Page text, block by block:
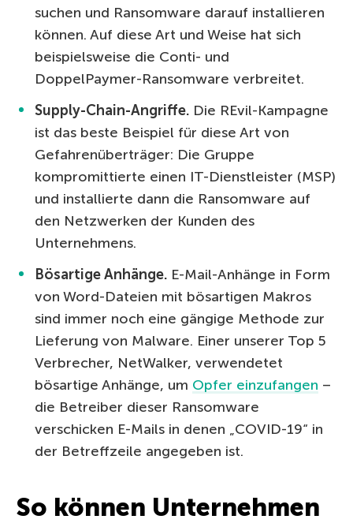
suchen und Ransomware darauf installieren
können. Auf diese Art und Weise hat sich
beispielsweise die Conti- und
DoppelPaymer-Ransomware verbreitet.
Supply-Chain-Angriffe. Die REvil-Kampagne
ist das beste Beispiel für diese Art von
Gefahrenüberträger: Die Gruppe
kompromittierte einen IT-Dienstleister (MSP)
und installierte dann die Ransomware auf
den Netzwerken der Kunden des
Unternehmens.
Bösartige Anhänge. E-Mail-Anhänge in Form
von Word-Dateien mit bösartigen Makros
sind immer noch eine gängige Methode zur
Lieferung von Malware. Einer unserer Top 5
Verbrecher, NetWalker, verwendetet
bösartige Anhänge, um Opfer einzufangen –
die Betreiber dieser Ransomware
verschicken E-Mails in denen „COVID-19“ in
der Betreffzeile angegeben ist.
So können Unternehmen